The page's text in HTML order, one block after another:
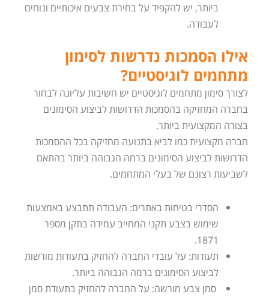
ביותר, יש להקפיד על בחירת צבעים איכותיים ונוחים
לעבודה.
אילו הסמכות נדרשות לסימון
מתחמים לוגיסטיים?
לצורך סימון מתחמים לוגיסטיים יש חשיבות עליונה לבחור
בחברה המחזיקה בהסמכות הדרושות לביצוע הסימונים
בצורה המקצועית ביותר.
חברה מקצועית כמו לביא בתנועה מחזיקה בכל ההסמכות
הדרושות לביצוע הסימונים ברמה הגבוהה ביותר בהתאם
לשביעות רצונם של בעלי המתחמים.
הסדרי בטיחות באתרים: העבודה תתבצע באמצעות
שימוש בצבע תקני המחייב עמידה בתקן מספר
1871.
תעודות: על עובדי החברה להחזיק בתעודות מורשות
לביצוע הסימונים ברמה הגבוהה ביותר.
סמן צבע מורשה: על החברה להחזיק בתעודת סמן